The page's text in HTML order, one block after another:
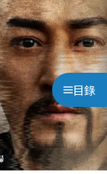
目錄